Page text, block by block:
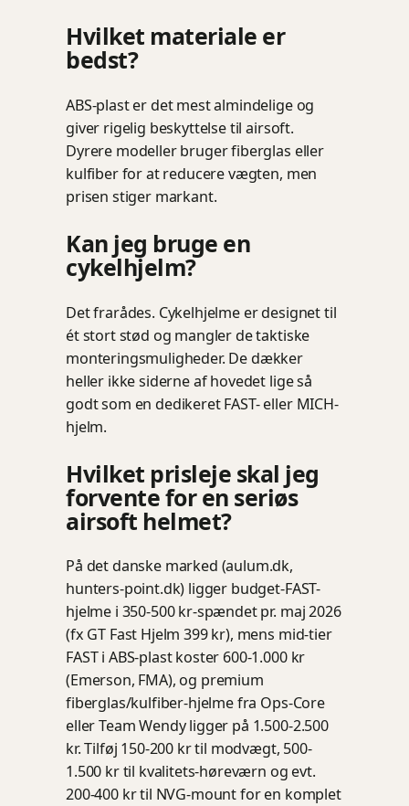
Hvilket materiale er
bedst?
ABS-plast er det mest almindelige og
giver rigelig beskyttelse til airsoft.
Dyrere modeller bruger fiberglas eller
kulfiber for at reducere vægten, men
prisen stiger markant.
Kan jeg bruge en
cykelhjelm?
Det frarådes. Cykelhjelme er designet til
ét stort stød og mangler de taktiske
monteringsmuligheder. De dækker
heller ikke siderne af hovedet lige så
godt som en dedikeret FAST- eller MICH-
hjelm.
Hvilket prisleje skal jeg
forvente for en seriøs
airsoft helmet?
På det danske marked (aulum.dk,
hunters-point.dk) ligger budget-FAST-
hjelme i 350-500 kr-spændet pr. maj 2026
(fx GT Fast Hjelm 399 kr), mens mid-tier
FAST i ABS-plast koster 600-1.000 kr
(Emerson, FMA), og premium
fiberglas/kulfiber-hjelme fra Ops-Core
eller Team Wendy ligger på 1.500-2.500
kr. Tilføj 150-200 kr til modvægt, 500-
1.500 kr til kvalitets-høreværn og evt.
200-400 kr til NVG-mount for en komplet